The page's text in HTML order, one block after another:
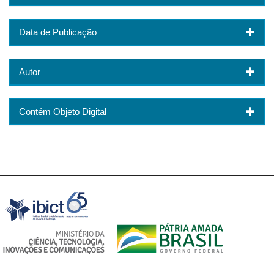
Data de Publicação
Autor
Contém Objeto Digital